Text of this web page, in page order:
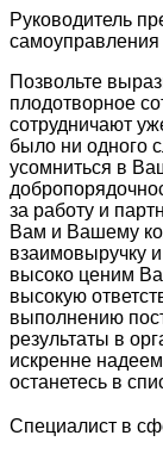
Руководитель
самоуправления
Позвольте
плодотворное
сотрудничают
было ни одного
усомниться в
за работу и
Вам и Вашему
взаимовыручку
высоко ценим
высокую
выполнению
результаты в
искренне
останетесь в
Специалист в